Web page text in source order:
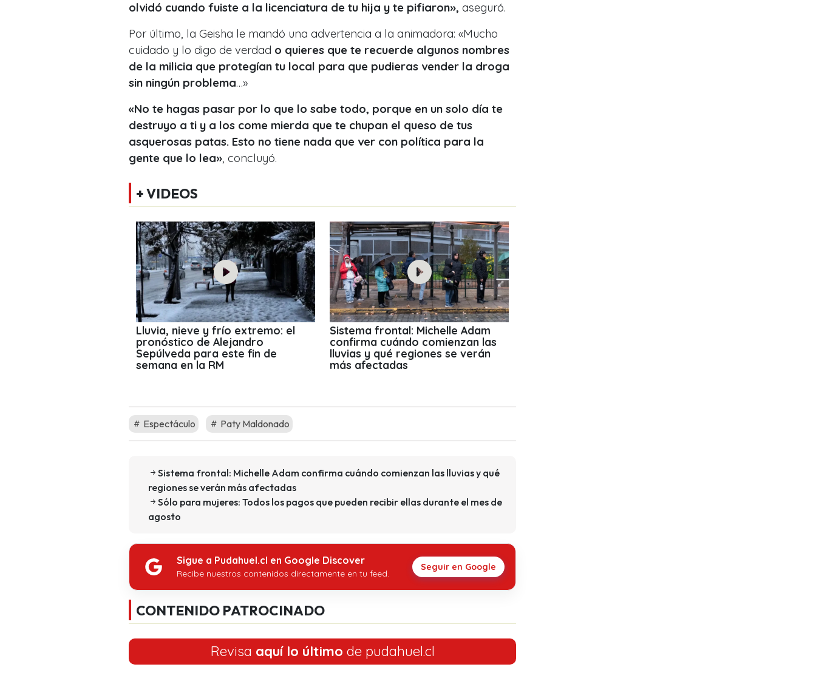
olvidó cuando fuiste a la licenciatura de tu hija y te pifiaron», aseguró.
Por último, la Geisha le mandó una advertencia a la animadora: «Mucho
cuidado y lo digo de verdad o quieres que te recuerde algunos nombres
de la milicia que protegían tu local para que pudieras vender la droga
sin ningún problema…»
«No te hagas pasar por lo que lo sabe todo, porque en un solo día te
destruyo a ti y a los come mierda que te chupan el queso de tus
asquerosas patas. Esto no tiene nada que ver con política para la
gente que lo lea», concluyó.
+ VIDEOS
Lluvia, nieve y frío extremo: el
pronóstico de Alejandro
Sepúlveda para este fin de
semana en la RM
Sistema frontal: Michelle Adam
confirma cuándo comienzan las
lluvias y qué regiones se verán
más afectadas
Espectáculo Paty Maldonado
Sistema frontal: Michelle Adam confirma cuándo comienzan las lluvias y qué
regiones se verán más afectadas
Sólo para mujeres: Todos los pagos que pueden recibir ellas durante el mes de
agosto
Sigue a Pudahuel.cl en Google Discover
Recibe nuestros contenidos directamente en tu feed.
Seguir en Google
CONTENIDO PATROCINADO
Revisa aquí lo último de pudahuel.cl